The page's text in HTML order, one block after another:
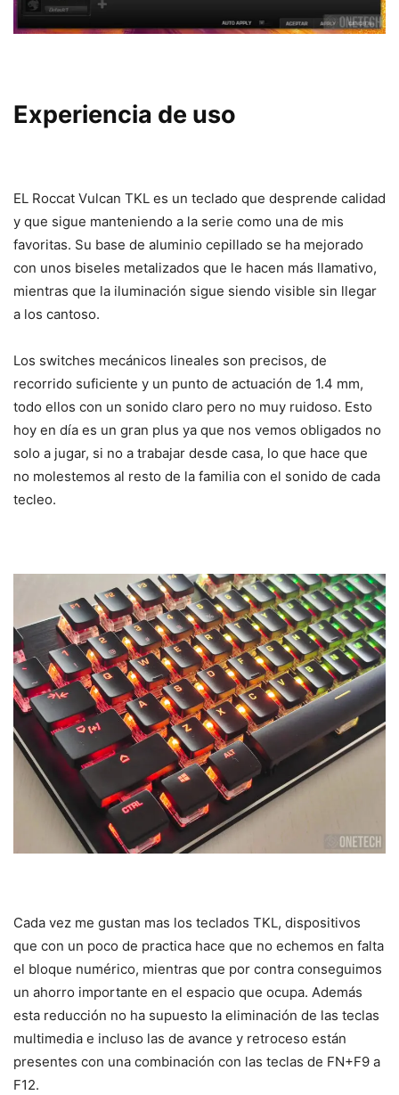
Experiencia de uso
EL Roccat Vulcan TKL es un teclado que desprende calidad
y que sigue manteniendo a la serie como una de mis
favoritas. Su base de aluminio cepillado se ha mejorado
con unos biseles metalizados que le hacen más llamativo,
mientras que la iluminación sigue siendo visible sin llegar
a los cantoso.
Los switches mecánicos lineales son precisos, de
recorrido suficiente y un punto de actuación de 1.4 mm,
todo ellos con un sonido claro pero no muy ruidoso. Esto
hoy en día es un gran plus ya que nos vemos obligados no
solo a jugar, si no a trabajar desde casa, lo que hace que
no molestemos al resto de la familia con el sonido de cada
tecleo.
Cada vez me gustan mas los teclados TKL, dispositivos
que con un poco de practica hace que no echemos en falta
el bloque numérico, mientras que por contra conseguimos
un ahorro importante en el espacio que ocupa. Además
esta reducción no ha supuesto la eliminación de las teclas
multimedia e incluso las de avance y retroceso están
presentes con una combinación con las teclas de FN+F9 a
F12.